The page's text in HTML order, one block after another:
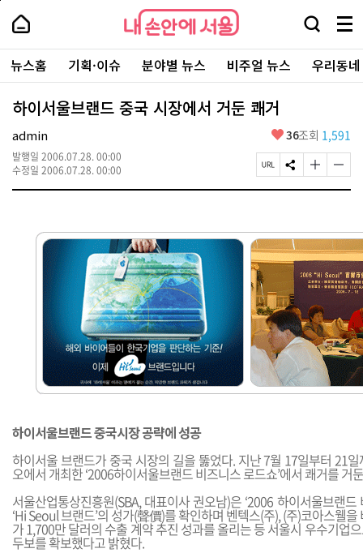
본
로
가
내
손
안
에
서
울
-
서
울
시
대
표
소
내
손
에
울
검
창
열
기
메
뉴
전
체
보
주
요
서
뉴스홈 기획·이슈 분야별 뉴스 비주얼 뉴스 우리동
하이서울브랜드 중국 시장에서 거둔 쾌거
admin
발행일 2006.07.28. 00:00
수정일 2006.07.28. 00:00
좋
요
36조회 1,591
페
이
L
복
사
S
N
하
기
글
자
게
변
경
하
기
글
자
게
변
경
하
기
하이서울브랜드 중국시장 공략에 성공
하이서울 브랜드가 중국 시장의 길을 뚫었다. 지난 7월 17일부터 21
오에서 개최한 ‘2006하이서울브랜드 비즈니스 로드쇼’에서 쾌거를 거
서울산업통상진흥원(SBA, 대표이사 권오남)은 ‘2006 하이서울브랜드
‘Hi Seoul 브랜드’의 성가(聲價)를 확인하며 벤텍스(주), (주)코아스웰
가 1,700만 달러의 수출 계약 추진 성과를 올리는 등 서울시 우수기업
두보를 확보했다고 밝혔다.
페
상
단
로